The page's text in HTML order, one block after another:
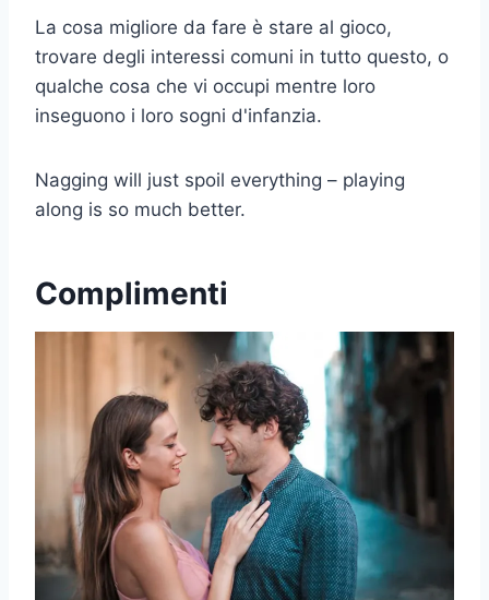
La cosa migliore da fare è stare al gioco,
trovare degli interessi comuni in tutto questo, o
qualche cosa che vi occupi mentre loro
inseguono i loro sogni d'infanzia.
Nagging will just spoil everything – playing
along is so much better.
Complimenti